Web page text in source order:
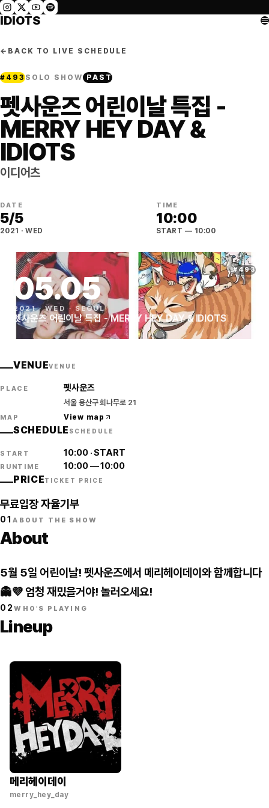
IDIOTS
← BACK TO LIVE SCHEDULE
# 493SOLO SHOW PAST
펫사운즈 어린이날 특집 -
MERRY HEY DAY &
IDIOTS
이디어츠
DATE
5/5
2021 ·WED
TIME
10:00
START — 10:00
#493
05.05
2021·WED · SEOUL
펫사운즈 어린이날 특집 - MERRY HEY DAY & IDIOTS
VENUEVENUE
PLACE 펫사운즈
서울 용산구 회나무로 21
MAP View map
SCHEDULE SCHEDULE
START 10:00·START
RUNTIME 10:00—10:00
PRICETICKET PRICE
무료입장 자율기부
01ABOUT THE SHOW
About
5월 5일 어린이날! 펫사운즈에서 메리헤이데이와 함께합니다
👻💜 엄청 재밌을거야! 놀러오세요!
02WHO'S PLAYING
Lineup
메리헤이데이
merry_hey_day